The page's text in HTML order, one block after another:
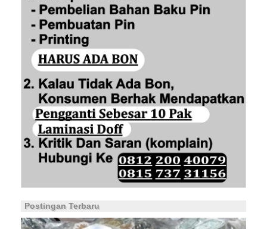
Postingan Terbaru